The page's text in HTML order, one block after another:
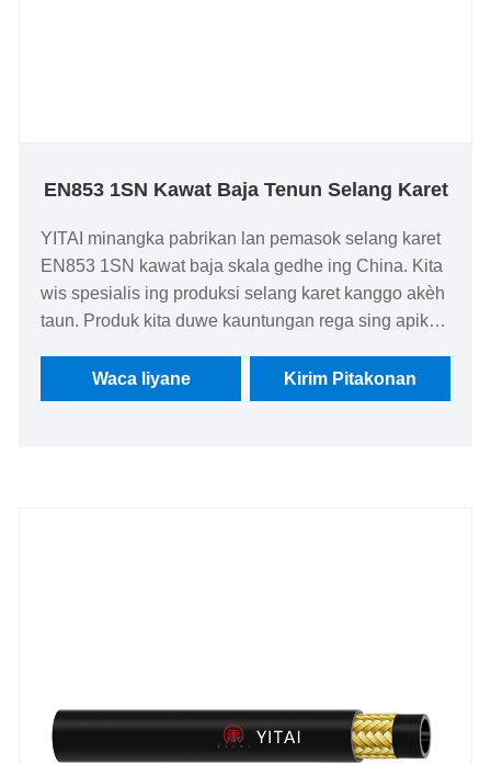
EN853 1SN Kawat Baja Tenun Selang Karet
YITAI minangka pabrikan lan pemasok selang karet
EN853 1SN kawat baja skala gedhe ing China. Kita
wis spesialis ing produksi selang karet kanggo akèh
taun. Produk kita duwe kauntungan rega sing apik
We look nerusake kanggo dadi partner long-term ing
China.
Waca liyane Kirim Pitakonan